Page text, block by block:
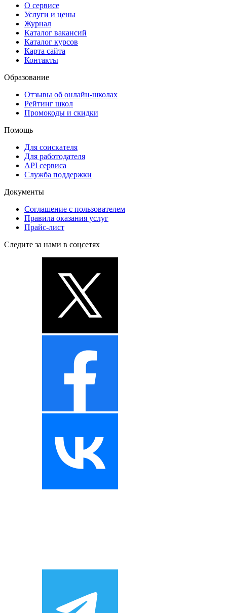
О сервисе
Услуги и цены
Журнал
Каталог вакансий
Каталог курсов
Карта сайта
Контакты
Образование
Отзывы об онлайн-школах
Рейтинг школ
Промокоды и скидки
Помощь
Для соискателя
Для работодателя
API сервиса
Служба поддержки
Документы
Соглашение с пользователем
Правила оказания услуг
Прайс-лист
Следите за нами в соцсетях